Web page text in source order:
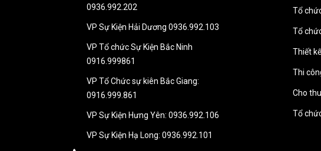
0936.992.202
VP Sự Kiện Hải Dương 0936.992.103
VP Tổ chức Sự Kiện Bắc Ninh
0916.999861
VP Tổ Chức sự kiên Bắc Giang:
0916.999.861
VP Sự Kiện Hưng Yên: 0936.992.106
VP Sự Kiện Hạ Long: 0936.992.101
Tổ
Tổ
Thiết
Thi
Cho
Tổ